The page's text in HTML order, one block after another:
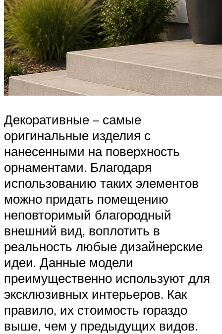
Декоративные – самые
оригинальные изделия с
нанесенными на поверхность
орнаментами. Благодаря
использованию таких элементов
можно придать помещению
неповторимый благородный
внешний вид, воплотить в
реальность любые дизайнерские
идеи. Данные модели
преимущественно используют для
эксклюзивных интерьеров. Как
правило, их стоимость гораздо
выше, чем у предыдущих видов.